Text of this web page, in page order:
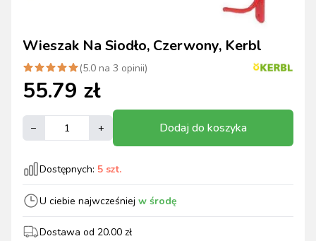
Wieszak Na Siodło, Czerwony, Kerbl
(5.0 na 3 opinii)
55.79 zł
– + Dodaj do koszyka
Dostępnych: 5 szt.
U ciebie najwcześniej w środę
Dostawa od 20.00 zł